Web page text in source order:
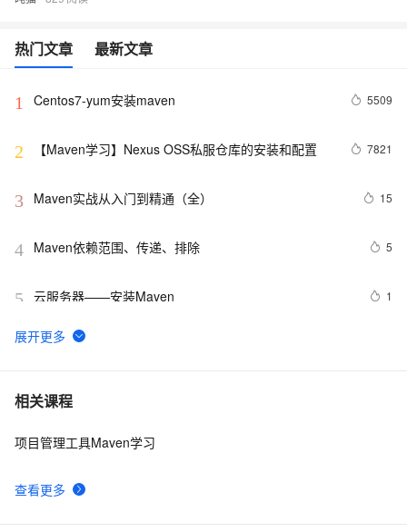
热门文章 最新文章
1 Centos7-yum安装maven 5509
2 【Maven学习】Nexus OSS私服仓库的安装和配置 7821
3 Maven实战从入门到精通（全） 15
4 Maven依赖范围、传递、排除 5
5 云服务器——安装Maven 1
6 Eclipse+Maven创建webapp项目<一> (转)
7 kubernetes下的jenkins如何设置maven
8 在maven中创建本地仓库
9 使用Docker搭建maven私服 及常规使用方法
相关课程
查看更多
项目管理工具Maven学习